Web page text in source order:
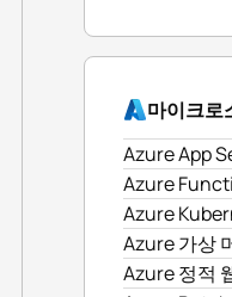
마이크로
Azure App
Azure
Azure
Azure 가상
Azure 정적